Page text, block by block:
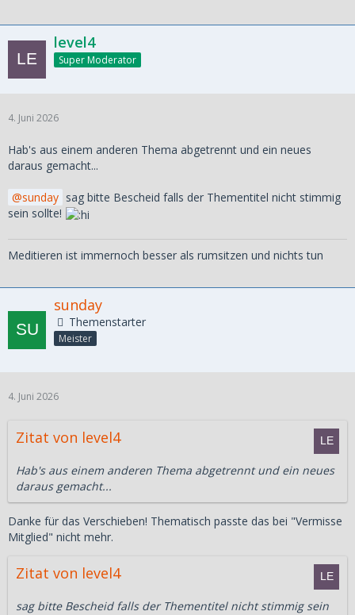
level4
Super Moderator
4. Juni 2026
Hab's aus einem anderen Thema abgetrennt und ein neues
daraus gemacht...
sunday sag bitte Bescheid falls der Thementitel nicht stimmig
sein sollte!
Meditieren ist immernoch besser als rumsitzen und nichts tun
sunday
Themenstarter
Meister
4. Juni 2026
Zitat von level4
Hab's aus einem anderen Thema abgetrennt und ein neues
daraus gemacht...
Danke für das Verschieben! Thematisch passte das bei "Vermisse
Mitglied" nicht mehr.
Zitat von level4
sag bitte Bescheid falls der Thementitel nicht stimmig sein